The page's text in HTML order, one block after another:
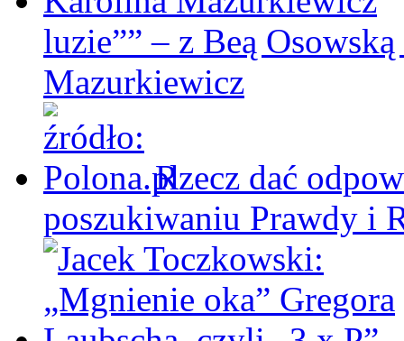
luzie”” – z Beą
Mazurkiewicz
Rzecz dać
poszukiwaniu Prawdy i